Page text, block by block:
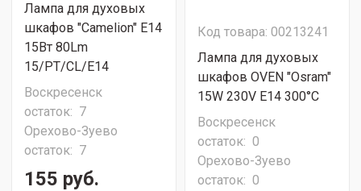
Лампа для духовых
шкафов "Camelion" E14
15Вт 80Lm
15/PT/CL/E14
Воскресенск
остаток: 7
Орехово-Зуево
остаток: 7
155 руб.
Код товара: 00213241
Лампа для духовых
шкафов OVEN "Osram"
15W 230V E14 300°C
Воскресенск
остаток: 0
Орехово-Зуево
остаток: 0